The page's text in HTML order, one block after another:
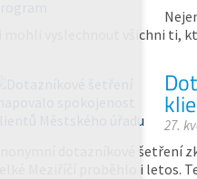
si mohli vyslechnout všichni ti,
27.
Anonymní dotazníkové šetření
Velké Meziříčí proběhlo i